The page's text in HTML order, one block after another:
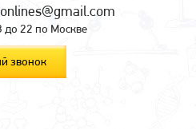
до 22 по Москве
звонок